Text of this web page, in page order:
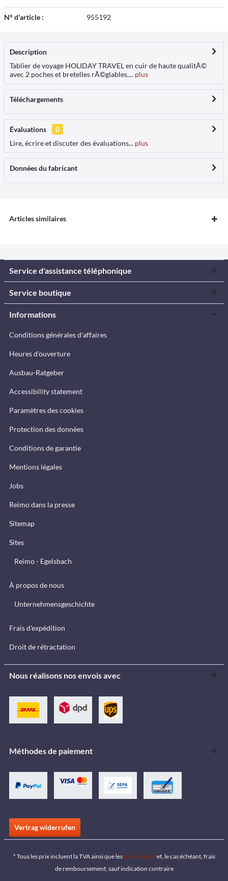
N° d'article : 955192
Description
Tablier de voyage HOLIDAY TRAVEL en cuir de haute qualitÃ©
avec 2 poches et bretelles rÃ©glables.... plus
Téléchargements
Évaluations
0
Lire, écrire et discuter des évaluations... plus
Données du fabricant
Articles similaires
Service d'assistance téléphonique
Service boutique
Informations
Conditions générales d'affaires
Heures d'ouverture
Ausbau-Ratgeber
Accessibility statement
Paramètres des cookies
Protection des données
Conditions de garantie
Mentions légales
Jobs
Reimo dans la presse
Sitemap
Sites
Reimo - Egelsbach
À propos de nous
Unternehmensgeschichte
Frais d'expédition
Droit de rétractation
Nous réalisons nos envois avec
Méthodes de paiement
Vertrag widerrufen
* Tous les prix incluent la TVA ainsi que lesfrais de portet, le cas échéant, frais
de remboursement, sauf indication contraire